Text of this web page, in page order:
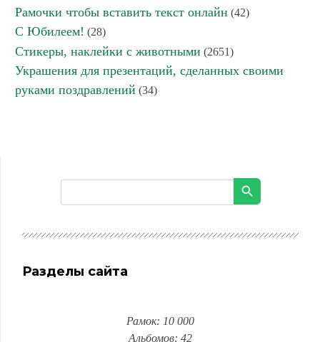
Рамочки чтобы вставить текст онлайн (42)
С Юбилеем! (28)
Стикеры, наклейки с животными (2651)
Украшения для презентаций, сделанных своими
руками поздравлений (34)
Разделы сайта
Рамок: 10 000
Альбомов: 42